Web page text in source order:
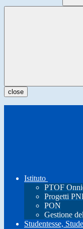
close
Istituto
PTOF
Progetti
PON
Gestione
Studentesse,